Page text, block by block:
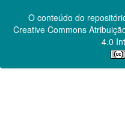
O conteúdo do
Creative Commons
4.0